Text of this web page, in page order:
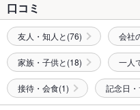
口コミ
友人・知人と(76) 会社
家族・子供と(18) 一人
接待・会食(1) 記念日